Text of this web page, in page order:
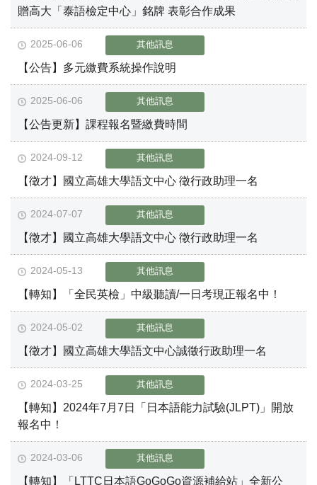
贈高大「泰語檢定中心」銘牌 表彰合作成果
2025-06-06 其他訊息
【公告】多元繳費系統操作說明
2025-06-06 其他訊息
【公告更新】課程報名暨繳費時間
2024-09-12 其他訊息
【徵才】國立高雄大學語文中心 徵行政助理一名
2024-07-07 其他訊息
【徵才】國立高雄大學語文中心 徵行政助理一名
2024-05-13 其他訊息
【轉知】「全民英檢」中級聽讀/一日考現正報名中！
2024-05-02 其他訊息
【徵才】國立高雄大學語文中心誠徵行政助理一名
2024-03-25 其他訊息
【轉知】2024年7月7日「日本語能力試驗(JLPT)」開放
報名中！
2024-03-06 其他訊息
【轉知】「LTTC日本語GoGoGo資源補給站」全新公